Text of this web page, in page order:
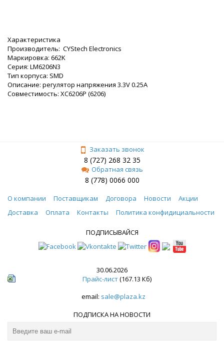
Характеристика
Производитель: CYStech Electronics
Маркировка: 662K
Серия: LM6206N3
Тип корпуса: SMD
Описание: регулятор напряжения 3.3V 0.25A
Совместимость: XC6206P (6206)
Заказать звонок
8 (727) 268 32 35
Обратная связь
8 (778) 0066 000
О компании Поставщикам Договора Новости
Акции
Доставка
Оплата Контакты Политика конфидициальности
ПОДПИСЫВАЙСЯ
30.06.2026
Прайс-лист(167.13 Кб)
email: sale@plaza.kz
ПОДПИСКА НА НОВОСТИ